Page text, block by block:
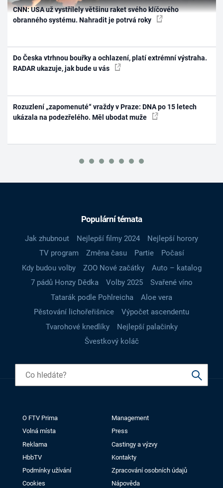
CNN: USA už vystřílely většinu raket svého klíčového
obranného systému. Nahradit je potrvá roky
Do Česka vtrhnou bouřky a ochlazení, platí extrémní výstraha.
RADAR ukazuje, jak bude u vás
Rozuzlení „zapomenuté“ vraždy v Praze: DNA po 15 letech
ukázala na podezřelého. Měl ubodat muže
Populární témata
Jak zhubnout Nejlepší filmy 2024
Nejlepší horory
TV program
Změna času Partie
Počasí
Kdy budou volby
ZOO Nové začátky
Auto – katalog
7 pádů Honzy Dědka
Volby 2025
Svařené víno
Tatarák podle Pohlreicha
Aloe vera
Pěstování lichořeřišnice
Výpočet ascendentu
Tvarohové knedlíky
Nejlepší palačinky
Švestkový koláč
O FTV Prima
Management
Volná místa
Press
Reklama
Castingy a výzvy
HbbTV
Kontakty
Podmínky užívání
Zpracování osobních údajů
Cookies
Nápověda